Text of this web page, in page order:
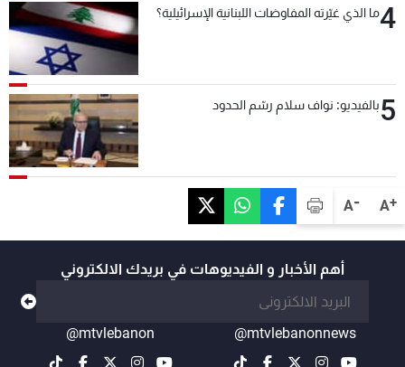
A+
A-
4ما الذي غيّرته المفاوضات اللبنانية الإسرائيلية؟
5بالفيديو: نواف سلام رسّم الحدود
أهم الأخبار و الفيديوهات في بريدك الالكتروني
@mtvlebanonnews
@mtvlebanon